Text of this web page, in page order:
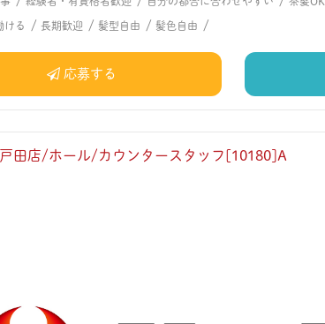
ける / 長期歓迎 / 髪型自由 / 髪色自由 /
応募する
田店/ホール/カウンタースタッフ[10180]A